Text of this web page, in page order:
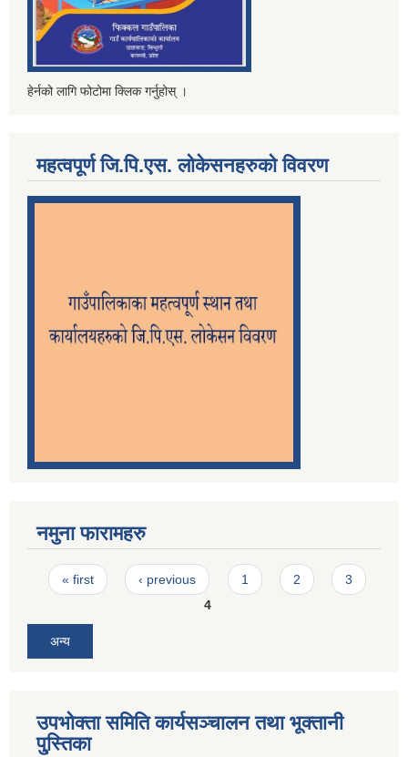
हेर्नको लागि फोटोमा क्लिक गर्नुहोस् ।
महत्वपूर्ण जि.पि.एस. लोकेसनहरुको विवरण
नमुना फारामहरु
Pages
« first ‹ previous 1 2
3
4
अन्य
उपभोक्ता समिति कार्यसञ्चालन तथा भूक्तानी
पु्स्तिका